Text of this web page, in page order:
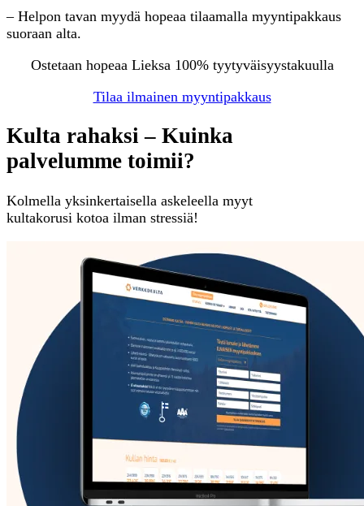
– Helpon tavan myydä hopeaa tilaamalla myyntipakkaus
suoraan alta.
Ostetaan hopeaa Lieksa 100% tyytyväisyystakuulla
Tilaa ilmainen myyntipakkaus
Kulta rahaksi – Kuinka
palvelumme toimii?
Kolmella yksinkertaisella askeleella myyt
kultakorusi kotoa ilman stressiä!